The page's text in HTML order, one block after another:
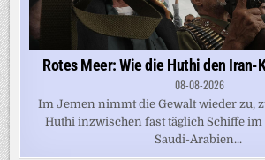
Rotes Meer: Wie die Huthi den Iran-
08-08-2026
Im Jemen nimmt die Gewalt wieder zu,
Huthi inzwischen fast täglich Schiffe
Saudi-Arabien...